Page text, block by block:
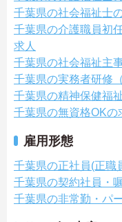
千葉県の社会福祉士
千葉県の介護職員初
求人
千葉県の社会福祉主
千葉県の実務者研修
千葉県の精神保健福
千葉県の無資格OKの
雇用形態
千葉県の正社員(正職
千葉県の契約社員・
千葉県の非常勤・パ